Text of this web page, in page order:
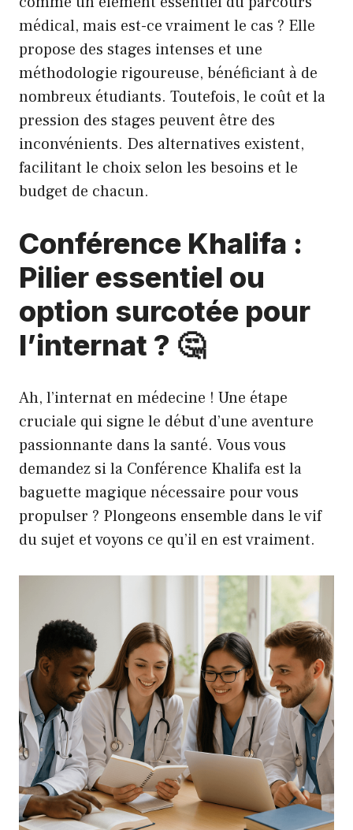
médical, mais est-ce vraiment le cas ? Elle
propose des stages intenses et une
méthodologie rigoureuse, bénéficiant à de
nombreux étudiants. Toutefois, le coût et la
pression des stages peuvent être des
inconvénients. Des alternatives existent,
facilitant le choix selon les besoins et le
budget de chacun.
Conférence Khalifa :
Pilier essentiel ou
option surcotée pour
l’internat ? 🤔
Ah, l’internat en médecine ! Une étape
cruciale qui signe le début d’une aventure
passionnante dans la santé. Vous vous
demandez si la Conférence Khalifa est la
baguette magique nécessaire pour vous
propulser ? Plongeons ensemble dans le vif
du sujet et voyons ce qu’il en est vraiment.